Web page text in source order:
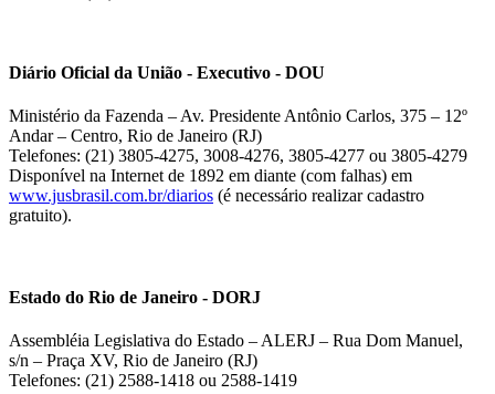
Diário Oficial da União - Executivo - DOU
Ministério da Fazenda – Av. Presidente Antônio Carlos, 375 – 12º
Andar – Centro, Rio de Janeiro (RJ)
Telefones: (21) 3805-4275, 3008-4276, 3805-4277 ou 3805-4279
Disponível na Internet de 1892 em diante (com falhas) em
www.jusbrasil.com.br/diarios (é necessário realizar cadastro
gratuito).
Estado do Rio de Janeiro - DORJ
Assembléia Legislativa do Estado – ALERJ – Rua Dom Manuel,
s/n – Praça XV, Rio de Janeiro (RJ)
Telefones: (21) 2588-1418 ou 2588-1419